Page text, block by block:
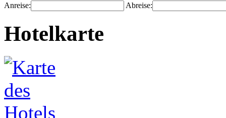
Anreise: Abreise:
Hotelkarte